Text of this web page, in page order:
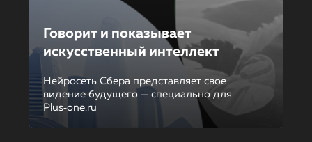
Говорит и показывает
искусственный интеллект
Нейросеть Сбера представляет свое
видение будущего — специально для
Plus‑one.ru